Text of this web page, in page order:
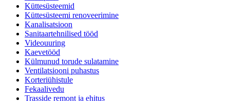
Küttesüsteemid
Küttesüsteemi renoveerimine
Kanalisatsioon
Sanitaartehnilised tööd
Videouuring
Kaevetööd
Külmunud torude sulatamine
Ventilatsiooni puhastus
Korteriühistule
Fekaalivedu
Trasside remont ja ehitus